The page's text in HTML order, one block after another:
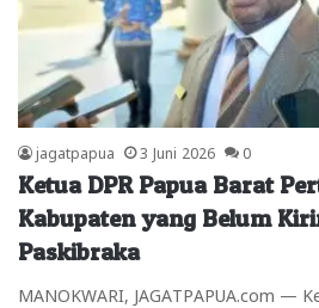
jagatpapua 3 Juni 2026 0
Ketua DPR Papua Barat
Kabupaten yang Belum
Paskibraka
MANOKWARI, JAGATPAPUA.com —